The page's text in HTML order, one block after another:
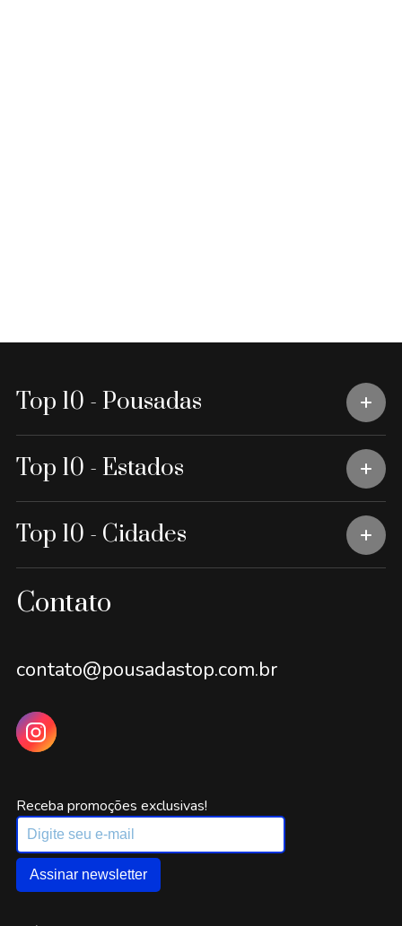
Top 10 - Pousadas
Top 10 - Estados
Top 10 - Cidades
Contato
contato@pousadastop.com.br
Receba promoções exclusivas!
Assinar newsletter